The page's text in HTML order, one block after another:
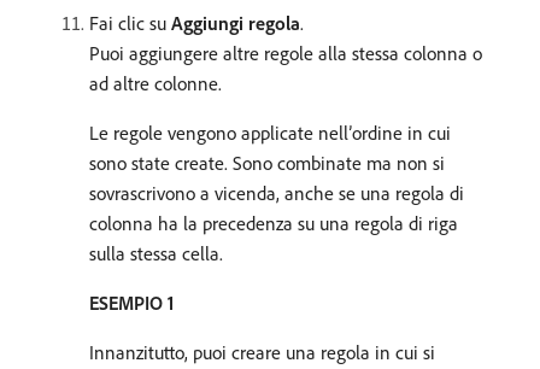
Fai clic su Aggiungi regola.
Puoi aggiungere altre regole alla stessa colonna o
ad altre colonne.
Le regole vengono applicate nell’ordine in cui
sono state create. Sono combinate ma non si
sovrascrivono a vicenda, anche se una regola di
colonna ha la precedenza su una regola di riga
sulla stessa cella.
ESEMPIO 1
Innanzitutto, puoi creare una regola in cui si